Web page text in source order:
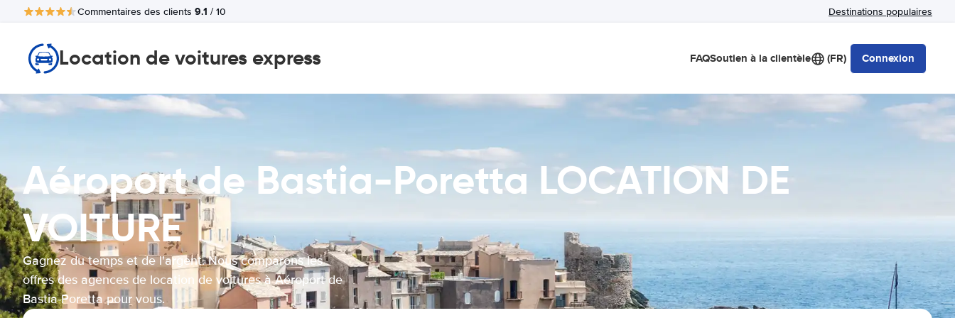
Commentaires des clients 9.1 / 10 Destinations populaires
Location de voitures express FAQSoutien à la clientèle (FR) Connexion
Aéroport de Bastia-Poretta LOCATION DE
VOITURE
Gagnez du temps et de l'argent. Nous comparons les
offres des agences de location de voitures à Aéroport de
Bastia-Poretta pour vous.